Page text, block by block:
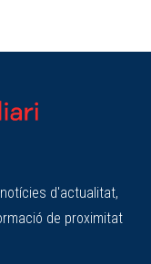
d'actualitat,
de proximitat